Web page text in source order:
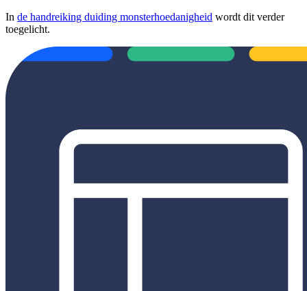
In de handreiking duiding monsterhoedanigheid wordt dit verder
toegelicht.